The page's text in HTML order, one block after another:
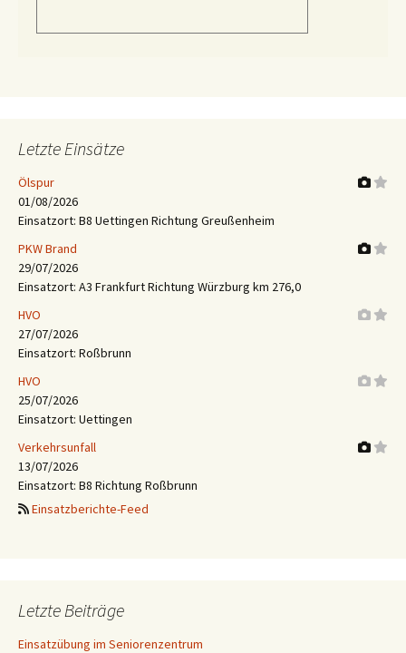
Letzte Einsätze
Ölspur
01/08/2026
Einsatzort: B8 Uettingen Richtung Greußenheim
PKW Brand
29/07/2026
Einsatzort: A3 Frankfurt Richtung Würzburg km 276,0
HVO
27/07/2026
Einsatzort: Roßbrunn
HVO
25/07/2026
Einsatzort: Uettingen
Verkehrsunfall
13/07/2026
Einsatzort: B8 Richtung Roßbrunn
Einsatzberichte-Feed
Letzte Beiträge
Einsatzübung im Seniorenzentrum